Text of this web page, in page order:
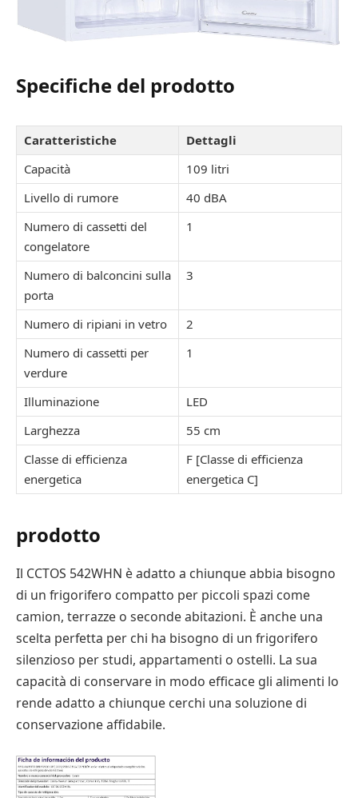
Specifiche del prodotto
Caratteristiche
Dettagli
Capacità
109 litri
Livello di rumore
40 dBA
Numero di cassetti del
congelatore
1
Numero di balconcini sulla
porta
3
Numero di ripiani in vetro
2
Numero di cassetti per
verdure
1
Illuminazione
LED
Larghezza
55 cm
Classe di efficienza
energetica
F [Classe di efficienza
energetica C]
prodotto
Il CCTOS 542WHN è adatto a chiunque abbia bisogno
di un frigorifero compatto per piccoli spazi come
camion, terrazze o seconde abitazioni. È anche una
scelta perfetta per chi ha bisogno di un frigorifero
silenzioso per studi, appartamenti o ostelli. La sua
capacità di conservare in modo efficace gli alimenti lo
rende adatto a chiunque cerchi una soluzione di
conservazione affidabile.